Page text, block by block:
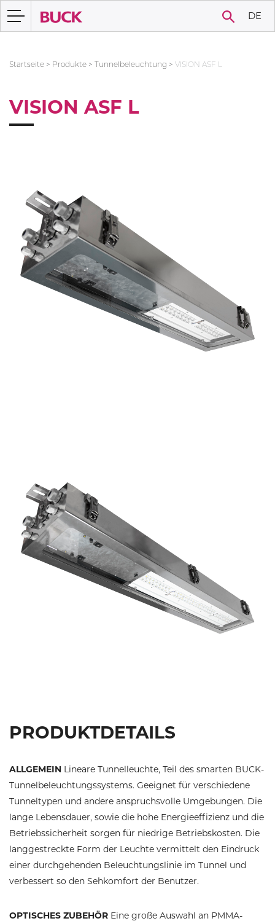
DE
Startseite > Produkte > Tunnelbeleuchtung > VISION ASF L
VISION ASF L
Previous
PRODUKTDETAILS
ALLGEMEIN Lineare Tunnelleuchte, Teil des smarten BUCK-
Tunnelbeleuchtungssystems. Geeignet für verschiedene
Tunneltypen und andere anspruchsvolle Umgebungen. Die
lange Lebensdauer, sowie die hohe Energieeffizienz und die
Betriebssicherheit sorgen für niedrige Betriebskosten. Die
langgestreckte Form der Leuchte vermittelt den Eindruck
einer durchgehenden Beleuchtungslinie im Tunnel und
verbessert so den Sehkomfort der Benutzer.
OPTISCHES ZUBEHÖR Eine große Auswahl an PMMA-